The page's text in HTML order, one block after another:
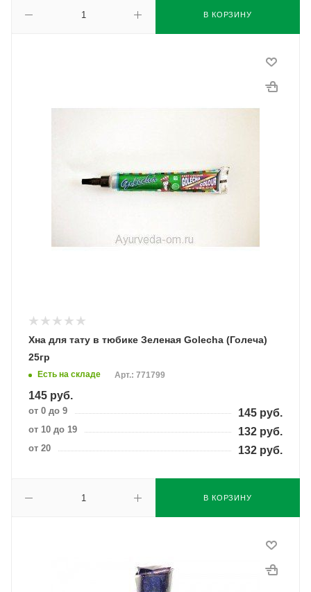
В КОРЗИНУ
Хна для тату в тюбике Зеленая Golecha (Голеча)
25гр
Есть на складе Арт.: 771799
145 руб.
от 0 до 9 145 руб.
от 10 до 19 132 руб.
от 20 132 руб.
В КОРЗИНУ